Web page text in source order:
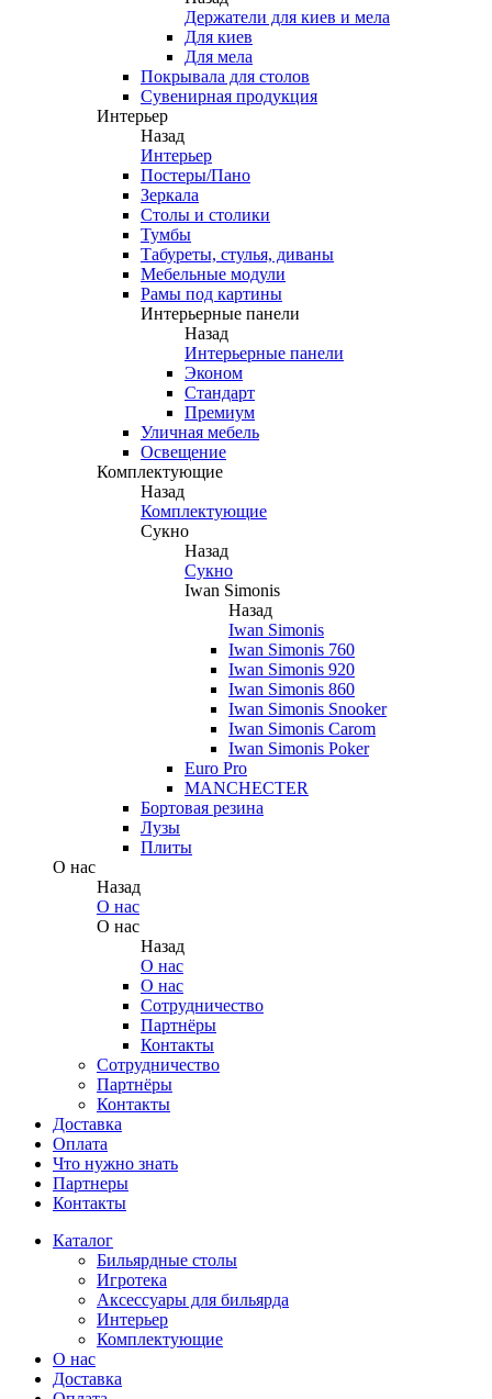
Держатели для киев и мела
Для киев
Для мела
Покрывала для столов
Сувенирная продукция
Интерьер
Назад
Интерьер
Постеры/Пано
Зеркала
Столы и столики
Тумбы
Табуреты, стулья, диваны
Мебельные модули
Рамы под картины
Интерьерные панели
Назад
Интерьерные панели
Эконом
Стандарт
Премиум
Уличная мебель
Освещение
Комплектующие
Назад
Комплектующие
Сукно
Назад
Сукно
Iwan Simonis
Назад
Iwan Simonis
Iwan Simonis 760
Iwan Simonis 920
Iwan Simonis 860
Iwan Simonis Snooker
Iwan Simonis Carom
Iwan Simonis Poker
Euro Pro
MANCHECTER
Бортовая резина
Лузы
Плиты
О нас
Назад
О нас
О нас
Назад
О нас
О нас
Сотрудничество
Партнёры
Контакты
Сотрудничество
Партнёры
Контакты
Доставка
Оплата
Что нужно знать
Партнеры
Контакты
Каталог
Бильярдные столы
Игротека
Аксессуары для бильярда
Интерьер
Комплектующие
О нас
Доставка